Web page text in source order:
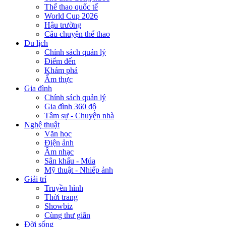
Thể thao quốc tế
World Cup 2026
Hậu trường
Câu chuyện thể thao
Du lịch
Chính sách quản lý
Điểm đến
Khám phá
Ẩm thực
Gia đình
Chính sách quản lý
Gia đình 360 độ
Tâm sự - Chuyện nhà
Nghệ thuật
Văn học
Điện ảnh
Âm nhạc
Sân khấu - Múa
Mỹ thuật - Nhiếp ảnh
Giải trí
Truyền hình
Thời trang
Showbiz
Cùng thư giãn
Đời sống